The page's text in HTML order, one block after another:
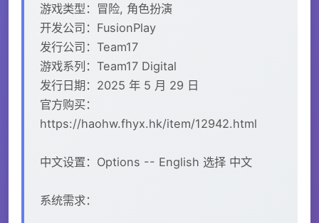
游戏类型：冒险, 角色扮演
开发公司：FusionPlay
发行公司：Team17
游戏系列：Team17 Digital
发行日期：2025 年 5 月 29 日
官方购买：
https://haohw.fhyx.hk/item/12942.html
中文设置：Options -- English 选择 中文
系统需求：